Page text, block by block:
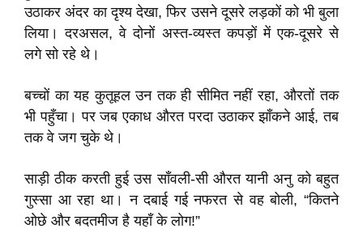
उठाकर अंदर का दृश्य देखा, फिर उसने दूसरे लड़कों को भी बुला
लिया। दरअसल, वे दोनों अस्त-व्यस्त कपड़ों में एक-दूसरे से
लगे सो रहे थे।
बच्चों का यह कुतूहल उन तक ही सीमित नहीं रहा, औरतों तक
भी पहुँचा। पर जब एकाध औरत परदा उठाकर झाँकने आई, तब
तक वे जग चुके थे।
साड़ी ठीक करती हुई उस साँवली-सी औरत यानी अनु को बहुत
गुस्सा आ रहा था। न दबाई गई नफरत से वह बोली, “कितने
ओछे और बदतमीज है यहाँ के लोग!”